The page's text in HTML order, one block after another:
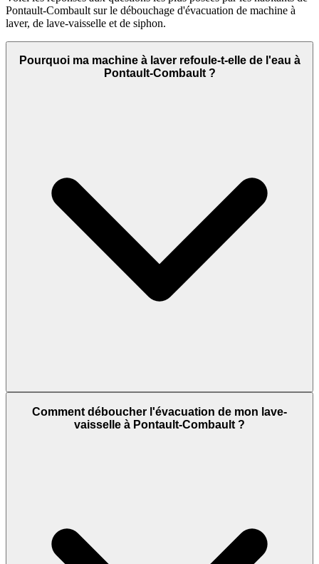
Pontault-Combault sur le débouchage d'évacuation de machine à
laver, de lave-vaisselle et de siphon.
Pourquoi ma machine à laver refoule-t-elle de l'eau à
Pontault-Combault ?
Comment déboucher l'évacuation de mon lave-
vaisselle à Pontault-Combault ?